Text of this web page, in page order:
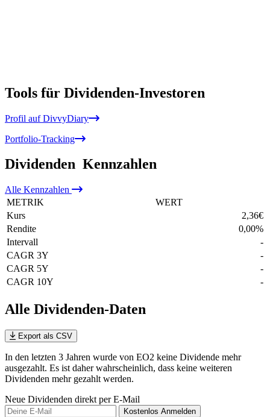
Tools für Dividenden-Investoren
Profil auf DivvyDiary
Portfolio-Tracking
Dividenden Kennzahlen
Alle Kennzahlen
METRIK
WERT
Kurs
2,36€
Rendite
0,00%
Intervall
-
CAGR 3Y
-
CAGR 5Y
-
CAGR 10Y
-
Alle Dividenden-Daten
Export als CSV
In den letzten 3 Jahren wurde von EO2 keine Dividende mehr
ausgezahlt. Es ist daher wahrscheinlich, dass keine weiteren
Dividenden mehr gezahlt werden.
Neue Dividenden direkt per E-Mail
Kostenlos Anmelden